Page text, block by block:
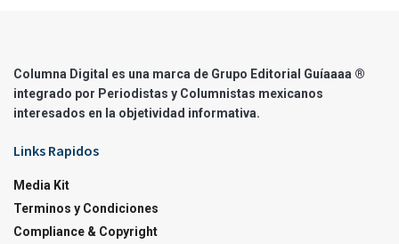
Columna Digital es una marca de Grupo Editorial Guíaaaa ®
integrado por Periodistas y Columnistas mexicanos
interesados en la objetividad informativa.
Links Rapidos
Media Kit
Terminos y Condiciones
Compliance & Copyright